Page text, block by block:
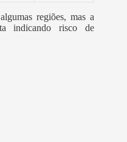
regiões, mas a
indicando risco de